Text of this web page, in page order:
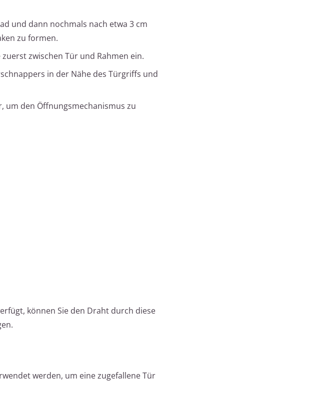
und dann nochmals nach etwa 3 cm
zu formen.
zwischen Tür und Rahmen ein.
in der Nähe des Türgriffs und
um den Öffnungsmechanismus zu
können Sie den Draht durch diese
werden, um eine zugefallene Tür